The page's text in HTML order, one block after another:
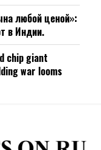
любой ценой»:
в Индии.
chip giant
war looms